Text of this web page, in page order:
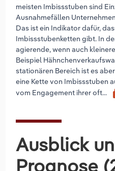
meisten Imbissstuben sind
Ausnahmefällen
Das ist ein Indikator dafür,
Imbissstubenketten gibt. In
agierende, wenn auch
Beispiel
stationären Bereich ist es
eine Kette von Imbissstuben
vom Engagement ihrer oft...
Ausblick
Prognose